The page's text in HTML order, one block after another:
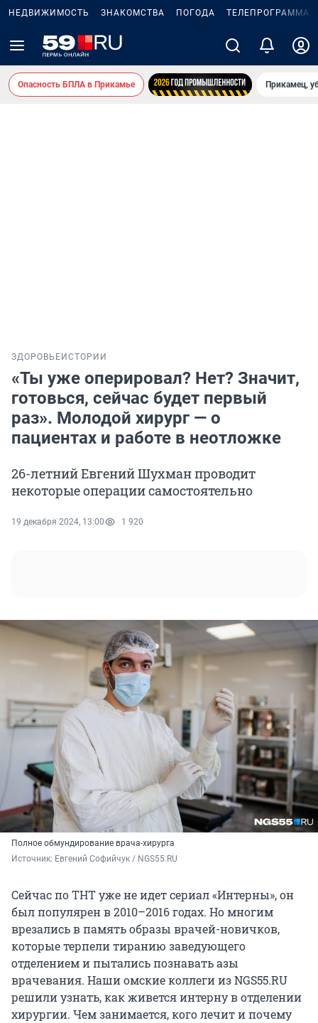
НЕДВИЖИМОСТЬ ЗНАКОМСТВА ПОГОДА ТЕЛЕПРОГРАММА
Опасность БПЛА в Прикамье Прикамец,
ЗДОРОВЬЕ ИСТОРИИ
«Ты уже оперировал? Нет? Значит,
готовься, сейчас будет первый
раз». Молодой хирург — о
пациентах и работе в неотложке
26-летний Евгений Шухман проводит
некоторые операции самостоятельно
19 декабря 2024, 13:00 1 920
Полное обмундирование врача-хирурга
Источник: Евгений Софийчук / NGS55.RU
Сейчас по ТНТ уже не идет сериал «Интерны», он
был популярен в 2010–2016 годах. Но многим
врезались в память образы врачей-новичков,
которые терпели тиранию заведующего
отделением и пытались познавать азы
врачевания. Наши омские коллеги из NGS55.RU
решили узнать, как живется интерну в отделении
хирургии. Чем занимается, кого лечит и почему